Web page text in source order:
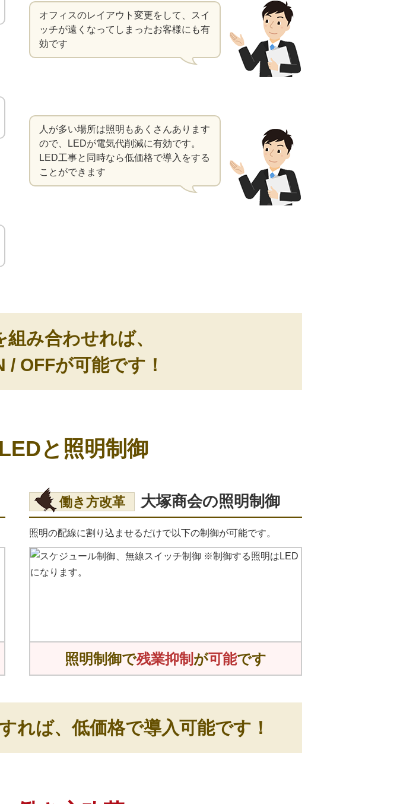
オフィスのレイアウト変更をして、スイ
ッチが遠くなってしまったお客様にも有
効です
人が多い場所は照明もあくさんあります
ので、LEDが電気代削減に有効です。
LED工事と同時なら低価格で導入をする
ことができます
み合わせれば、
/ OFFが可能です！
LEDと照明制御
働き方改革 大塚商会の照明制御
照明の配線に割り込ませるだけで以下の制御が可能です。
照明制御で残業抑制 が可能です
れば、低価格で導入可能です！